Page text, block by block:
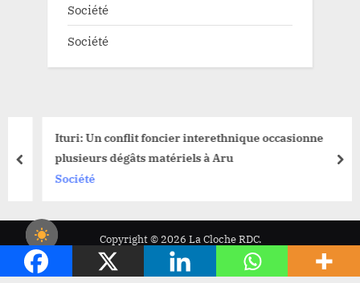
Société
Société
Ituri: Un conflit foncier interethnique occasionne
plusieurs dégâts matériels à Aru
Société
prev
Copyright © 2026 La Cloche RDC.
Powered by
PressBook News WordPress theme